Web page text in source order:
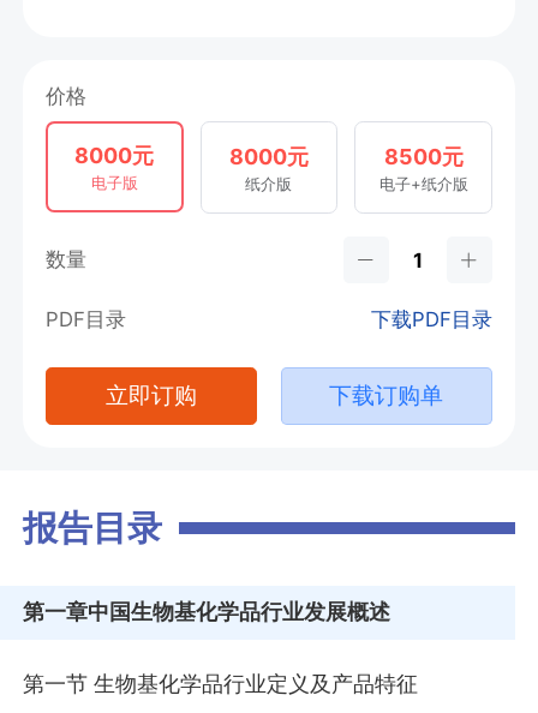
价格
8000元
电子版
8000元
纸介版
8500元
电子+纸介版
数量
PDF目录 下载PDF目录
立即订购 下载订购单
报告目录
第一章中国生物基化学品行业发展概述
第一节 生物基化学品行业定义及产品特征